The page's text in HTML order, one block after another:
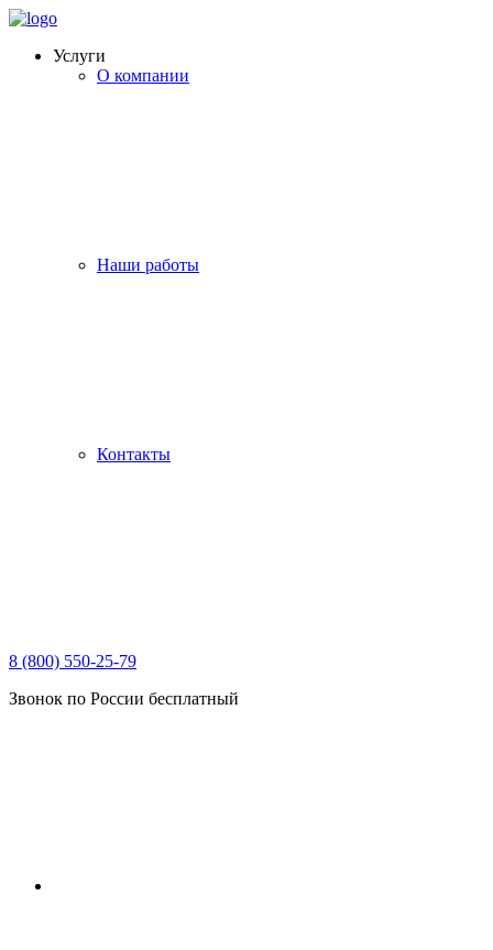
Услуги
О компании
Наши работы
Контакты
8 (800) 550-25-79
Звонок по России бесплатный